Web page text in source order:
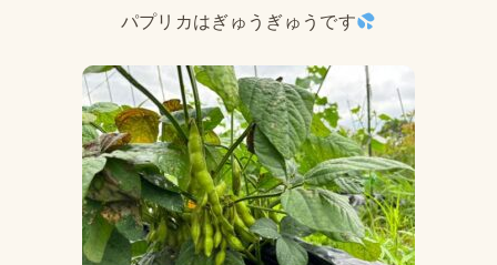
パプリカはぎゅうぎゅうです